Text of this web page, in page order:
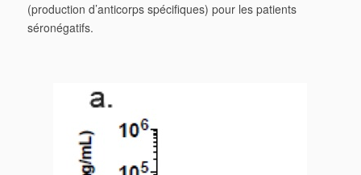
(production d’anticorps spécifiques) pour les patients
séronégatifs.